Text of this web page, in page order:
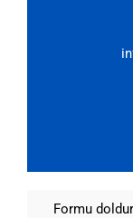
Formu